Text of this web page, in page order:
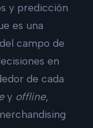
y predicción
es una
campo de
en
de cada
y offline,